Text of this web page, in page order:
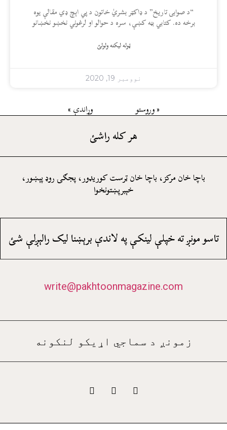
“د صوابۍ تاريخ” د ډاکټر بشريٰ خاتون د پي اېچ ډي مقالې يوه
برخه ده. کتابي بڼه کښې، سره د حوالو او لرغوني نخښو نخښانو
ټوله ليکنه ولولئ
نوومبر 19, 2020
« وروستو وړاندې »
هر کله راشئ
باچا خان مرکز، باچا خان ټرست کوريډور، پجګۍ روډ پېښور،
خېبرپښتونخوا
تاسو مونږ ته خپلې لينکې په لاندې برېښنا ليک رالېږلې شئ
write@pakhtoonmagazine.com
زمونږ د سماجي اړيکو لنکونه